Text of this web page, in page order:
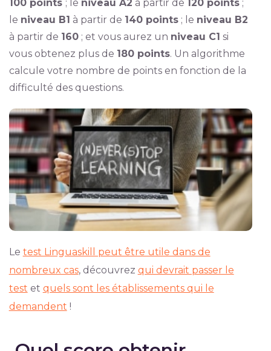
100 points ; le niveau A2 à partir de 120 points;
le niveau B1 à partir de 140 points; le niveau B2
à partir de 160; et vous aurez un niveau C1 si
vous obtenez plus de 180 points. Un algorithme
calcule votre nombre de points en fonction de la
difficulté des questions.
Le test Linguaskill peut être utile dans de
nombreux cas, découvrez qui devrait passer le
test et quels sont les établissements qui le
demandent !